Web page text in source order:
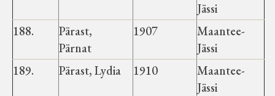
Jässi
188.
Pärast,
Pärnat
1907
Maantee-
Jässi
189.
Pärast, Lydia 1910
Maantee-
Jässi